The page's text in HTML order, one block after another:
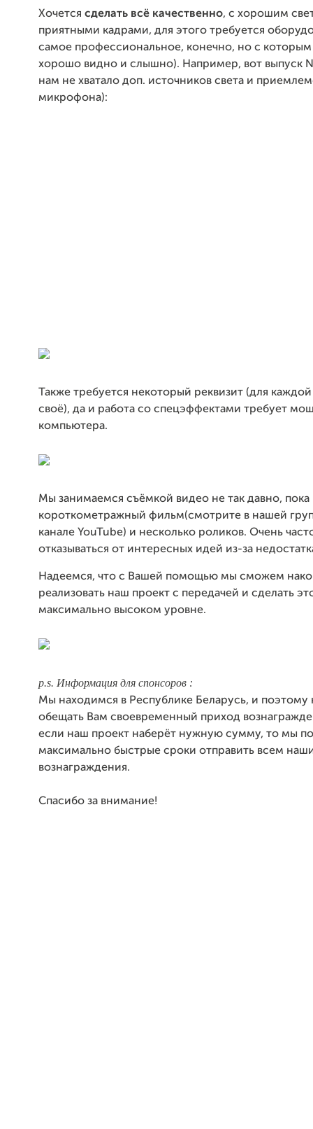
Хочется сделать всё качественно, с хорошим
приятными кадрами, для этого требуется
самое профессиональное, конечно, но с которым
хорошо видно и слышно). Например, вот выпуск
нам не хватало доп. источников света и
микрофона):
Также требуется некоторый реквизит (для
своё), да и работа со спецэффектами требует
компьютера.
Мы занимаемся съёмкой видео не так давно, пока
короткометражный фильм(смотрите в нашей
канале YouTube) и несколько роликов. Очень
отказываться от интересных идей из-за
Надеемся, что с Вашей помощью мы сможем
реализовать наш проект с передачей и сделать
максимально высоком уровне.
p.s. Информация для спонсоров :
Мы находимся в Республике Беларусь, и
обещать Вам своевременный приход
если наш проект наберёт нужную сумму, то мы
максимально быстрые сроки отправить всем
вознаграждения.
Спасибо за внимание!